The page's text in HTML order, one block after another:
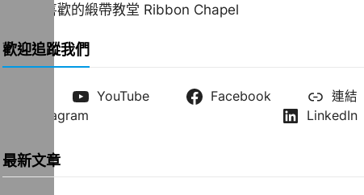
一直很喜歡的緞帶教堂 Ribbon Chapel
歡迎追蹤我們
YouTube Facebook
連結
Instagram
LinkedIn
最新文章